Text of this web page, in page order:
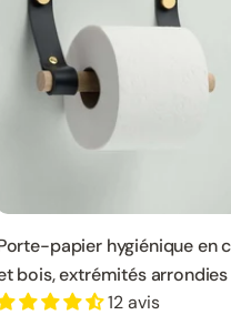
papier hygiénique en
bois, extrémités arrondies
12 avis